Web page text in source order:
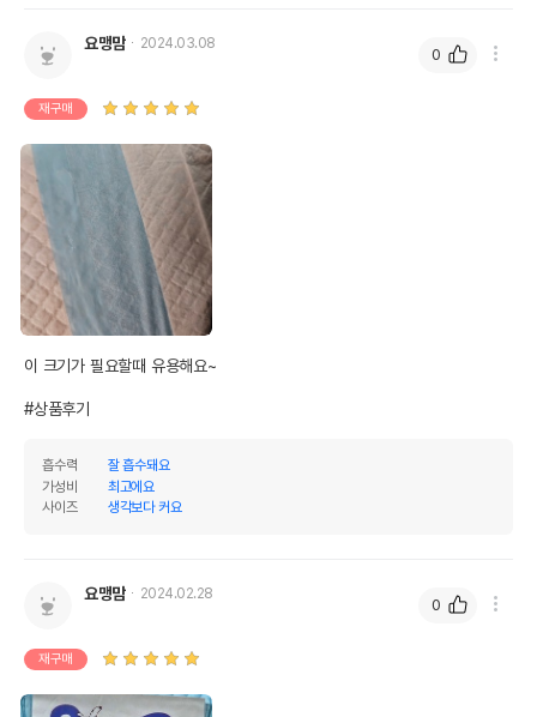
요맹맘 2024.03.08
재구매
이 크기가 필요할때 유용해요~
#상품후기
흡수력
잘 흡수돼요
가성비
최고에요
사이즈
생각보다 커요
0
요맹맘 2024.02.28
재구매
0